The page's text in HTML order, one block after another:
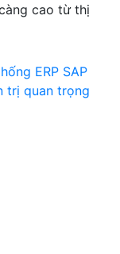
cao từ thị